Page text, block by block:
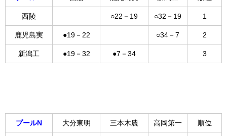
西陵 ○22－19 ○32－19 1
鹿児島実 ●19－22 ○34－7 2
新潟工 ●19－32 ●7－34 3
プールN 大分東明 三本木農 高岡第一 順位